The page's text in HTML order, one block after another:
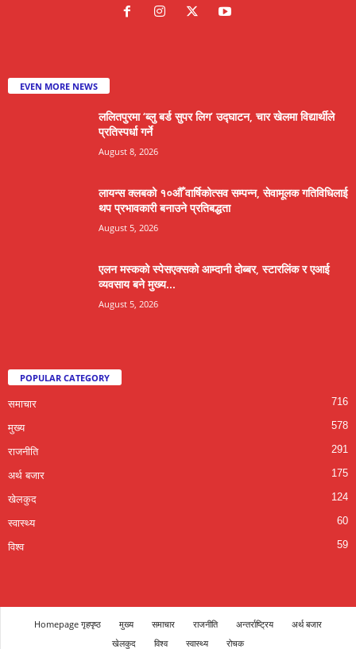
EVEN MORE NEWS
ललितपुरमा ‘ब्लु बर्ड सुपर लिग’ उद्घाटन, चार खेलमा विद्यार्थीले
प्रतिस्पर्धा गर्ने
August 8, 2026
लायन्स क्लबको १०औँ वार्षिकोत्सव सम्पन्न, सेवामूलक गतिविधिलाई
थप प्रभावकारी बनाउने प्रतिबद्धता
August 5, 2026
एलन मस्कको स्पेसएक्सको आम्दानी दोब्बर, स्टारलिंक र एआई
व्यवसाय बने मुख्य...
August 5, 2026
POPULAR CATEGORY
समाचार 716
मुख्य 578
राजनीति 291
अर्थ बजार 175
खेलकुद 124
स्वास्थ्य 60
विश्व 59
Homepage गृहपृष्ठ मुख्य समाचार राजनीति अन्तर्राष्ट्रिय
अर्थ बजार
खेलकुद
विश्व स्वास्थ्य रोचक